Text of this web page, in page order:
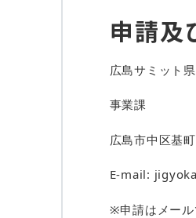
申請及
広島サミット
事業課
広島市中区基
E-mail:
※申請はメー